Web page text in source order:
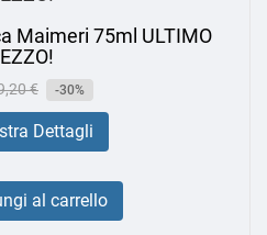
Maimeri 75ml ULTIMO
€ -30%
Dettagli
al carrello